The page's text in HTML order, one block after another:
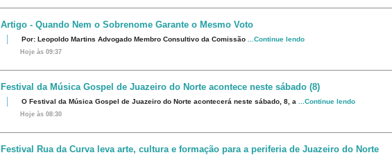
Artigo - Quando Nem o Sobrenome Garante o Mesmo Voto
Por: Leopoldo Martins Advogado Membro Consultivo da Comissão ...Continue lendo
Hoje às 09:37
Festival da Música Gospel de Juazeiro do Norte acontece neste sábado (8)
O Festival da Música Gospel de Juazeiro do Norte acontecerá neste sábado, 8, a ...Continue lendo
Hoje às 08:30
Festival Rua da Curva leva arte, cultura e formação para a periferia de Juazeiro do Norte